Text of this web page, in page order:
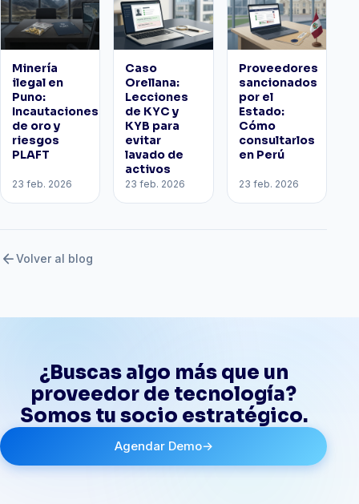
Minería
ilegal en
Puno:
Incautaciones
de oro y
riesgos
PLAFT
23 feb. 2026
Caso
Orellana:
Lecciones
de KYC y
KYB para
evitar
lavado de
activos
23 feb. 2026
Proveedores
sancionados
por el
Estado:
Cómo
consultarlos
en Perú
23 feb. 2026
arrow_backVolver al blog
¿Buscas algo más que un
proveedor de tecnología?
Somos tu socio estratégico.
Agendar Demo→